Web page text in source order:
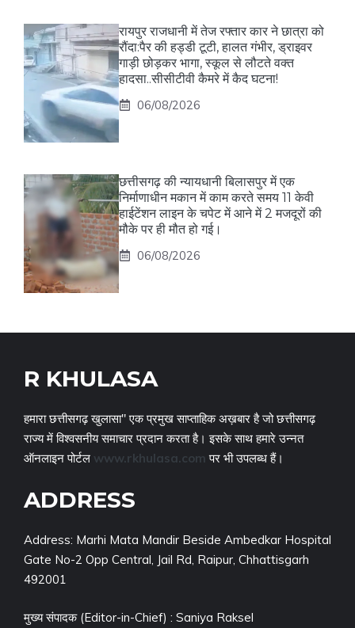
रायपुर राजधानी में तेज रफ्तार कार ने छात्रा को
रौंदा:पैर की हड्डी टूटी, हालत गंभीर, ड्राइवर
गाड़ी छोड़कर भागा, स्कूल से लौटते वक्त
हादसा..सीसीटीवी कैमरे में कैद घटना!
06/08/2026
छत्तीसगढ़ की न्यायधानी बिलासपुर में एक
निर्माणाधीन मकान में काम करते समय 11 केवी
हाईटेंशन लाइन के चपेट में आने में 2 मजदूरों की
मौके पर ही मौत हो गई।
06/08/2026
R KHULASA
हमारा छत्तीसगढ़ खुलासा" एक प्रमुख साप्ताहिक अख़बार है जो छत्तीसगढ़
राज्य में विश्वसनीय समाचार प्रदान करता है। इसके साथ हमारे उन्नत
ऑनलाइन पोर्टल www.rkhulasa.com पर भी उपलब्ध हैं।
ADDRESS
Address: Marhi Mata Mandir Beside Ambedkar Hospital
Gate No-2 Opp Central, Jail Rd, Raipur, Chhattisgarh
492001
मुख्य संपादक (Editor-in-Chief) : Saniya Raksel